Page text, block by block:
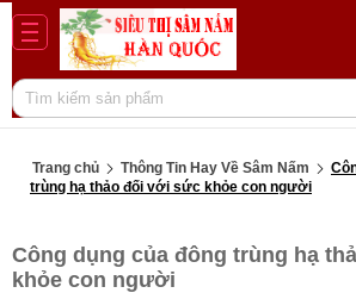
Trang chủ Thông Tin Hay Về Sâm Nấm
trùng hạ thảo đối với sức khỏe con người
Công dụng của đông trùng hạ
khỏe con người